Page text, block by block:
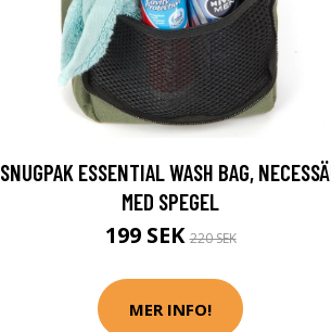
SNUGPAK ESSENTIAL WASH BAG,
MED SPEGEL
199 SEK220 SEK
MER INFO!